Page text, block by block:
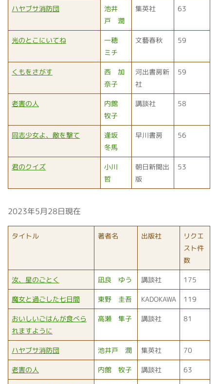
ハヤブサ消防団
池井
戸 潤
集英社 63
光のとこにいてね
一穂
ミチ
文藝春秋 59
くもをさがす
西 加
奈子
河出書房新
社
59
老害の人
内館
牧子
講談社 58
同志少女よ、敵を撃て
逢坂
冬馬
早川書房 56
君のクイズ
小川
哲
朝日新聞出
版
53
2023年5月28日現在
タイトル 著者名 出版社
リクエ
スト件
数
汝、星のごとく 凪良 ゆう 講談社 175
魔女と過ごした七日間 東野 圭吾 KADOKAWA 119
おいしいごはんが食べら
れますように
高瀬 隼子 講談社 81
ハヤブサ消防団 池井戸 潤 集英社 70
老害の人 内館 牧子 講談社 63